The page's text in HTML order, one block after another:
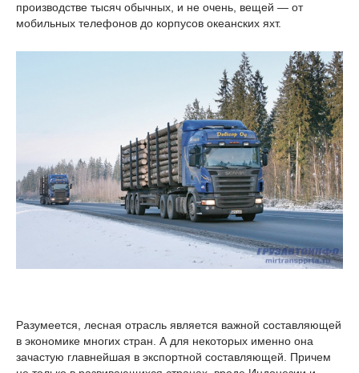
производстве тысяч обычных, и не очень, вещей — от
мобильных телефонов до корпусов океанских яхт.
Разумеется, лесная отрасль является важной составляющей
в экономике многих стран. А для некоторых именно она
зачастую главнейшая в экспортной составляющей. Причем